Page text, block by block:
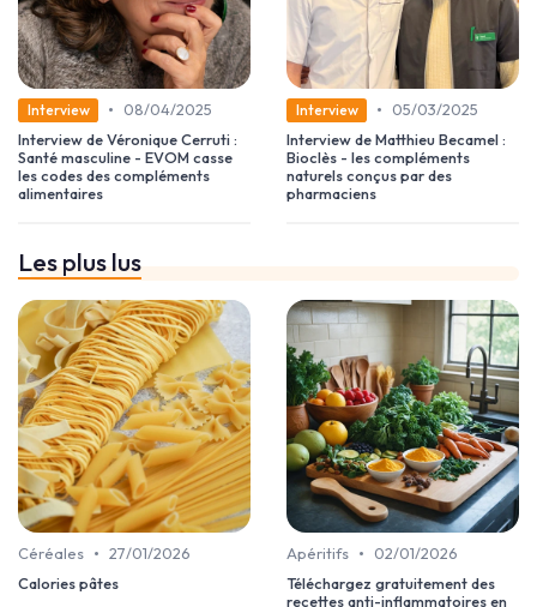
Interview •
08/04/2025
Interview de Véronique Cerruti :
Santé masculine - EVOM casse
les codes des compléments
alimentaires
Interview •
05/03/2025
Interview de Matthieu Becamel :
Bioclès - les compléments
naturels conçus par des
pharmaciens
Les plus lus
Céréales • 27/01/2026
Calories pâtes
Apéritifs •
02/01/2026
Téléchargez gratuitement des
recettes anti-inflammatoires en